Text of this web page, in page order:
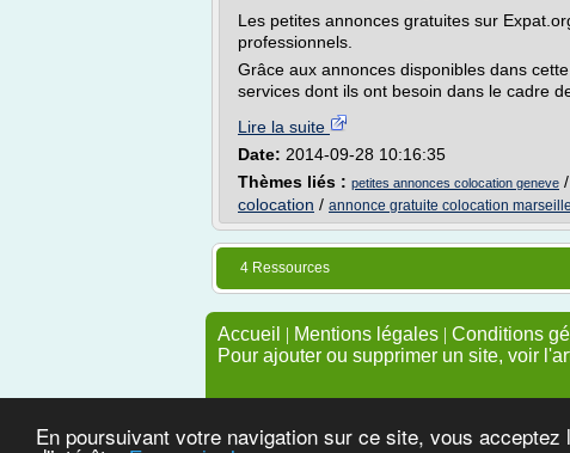
En poursuivant votre navigation sur ce site, vous
Les petites annonces gratuites sur
professionnels.
Grâce aux annonces disponibles dans
services dont ils ont besoin dans le cadre de
Lire la suite
Date: 2014-09-28 10:16:35
Thèmes liés : petites annonces colocation geneve /
colocation / annonce gratuite colocation marseille
4 Ressources
Accueil | Mentions légales | Conditions
Pour ajouter ou supprimer un site, voir